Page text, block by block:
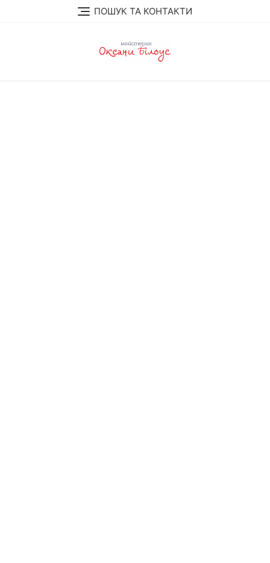
ПОШУК ТА КОНТАКТИ